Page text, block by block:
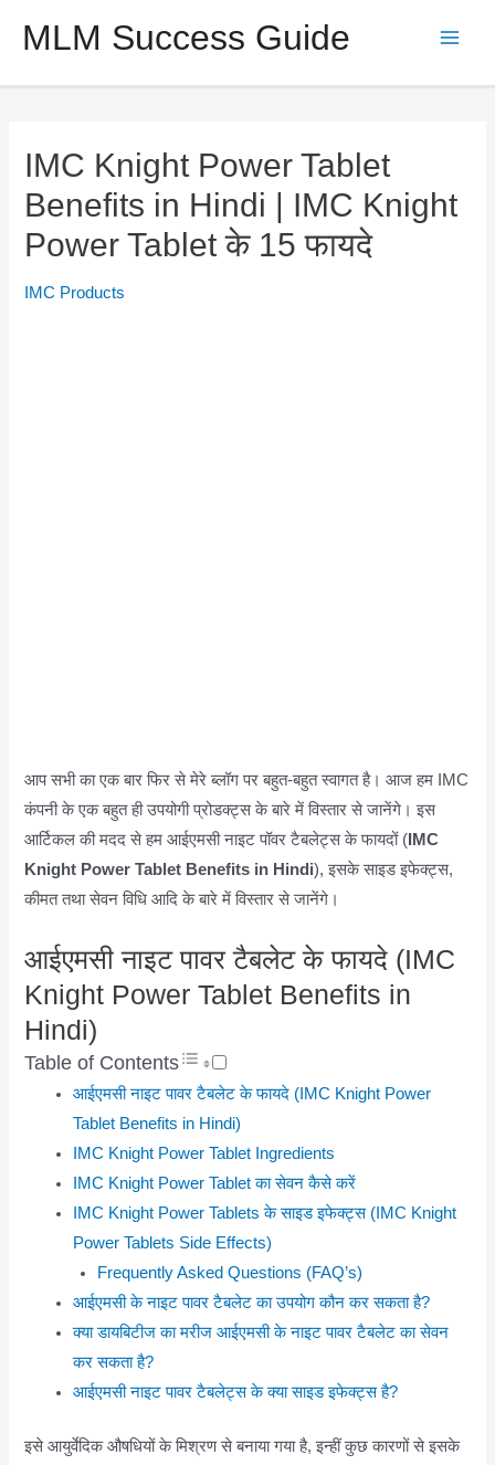
MLM Success Guide
IMC Knight Power Tablet
Benefits in Hindi | IMC Knight
Power Tablet के 15 फायदे
IMC Products
आप सभी का एक बार फिर से मेरे ब्लॉग पर बहुत-बहुत स्वागत है। आज हम IMC
कंपनी के एक बहुत ही उपयोगी प्रोडक्ट्स के बारे में विस्तार से जानेंगे। इस
आर्टिकल की मदद से हम आईएमसी नाइट पॉवर टैबलेट्स के फायदों ( IMC
Knight Power Tablet Benefits in Hindi), इसके साइड इफेक्ट्स,
कीमत तथा सेवन विधि आदि के बारे में विस्तार से जानेंगे।
आईएमसी नाइट पावर टैबलेट के फायदे (IMC
Knight Power Tablet Benefits in
Hindi)
Table of Contents
आईएमसी नाइट पावर टैबलेट के फायदे (IMC Knight Power
Tablet Benefits in Hindi)
IMC Knight Power Tablet Ingredients
IMC Knight Power Tablet का सेवन कैसे करें
IMC Knight Power Tablets के साइड इफेक्ट्स (IMC Knight
Power Tablets Side Effects)
Frequently Asked Questions (FAQ’s)
आईएमसी के नाइट पावर टैबलेट का उपयोग कौन कर सकता है?
क्या डायबिटीज का मरीज आईएमसी के नाइट पावर टैबलेट का सेवन
कर सकता है?
आईएमसी नाइट पावर टैबलेट्स के क्या साइड इफेक्ट्स है?
इसे आयुर्वेदिक औषधियों के मिश्रण से बनाया गया है, इन्हीं कुछ कारणों से इसके